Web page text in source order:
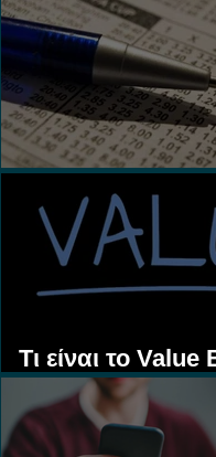
Τι είναι τα
Τι είναι το Value
Στοίχημα;